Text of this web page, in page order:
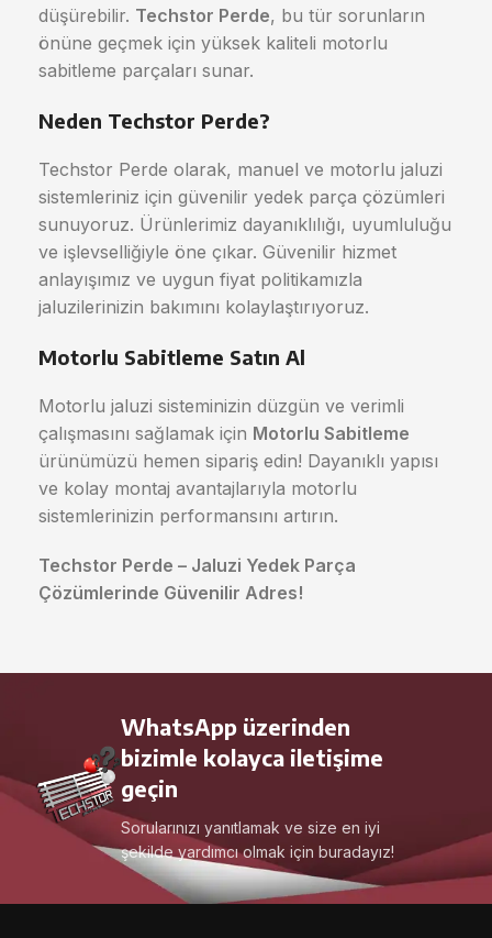
düşürebilir. Techstor Perde, bu tür sorunların
önüne geçmek için yüksek kaliteli motorlu
sabitleme parçaları sunar.
Neden Techstor Perde?
Techstor Perde olarak, manuel ve motorlu jaluzi
sistemleriniz için güvenilir yedek parça çözümleri
sunuyoruz. Ürünlerimiz dayanıklılığı, uyumluluğu
ve işlevselliğiyle öne çıkar. Güvenilir hizmet
anlayışımız ve uygun fiyat politikamızla
jaluzilerinizin bakımını kolaylaştırıyoruz.
Motorlu Sabitleme Satın Al
Motorlu jaluzi sisteminizin düzgün ve verimli
çalışmasını sağlamak için Motorlu Sabitleme
ürünümüzü hemen sipariş edin! Dayanıklı yapısı
ve kolay montaj avantajlarıyla motorlu
sistemlerinizin performansını artırın.
Techstor Perde – Jaluzi Yedek Parça
Çözümlerinde Güvenilir Adres!
WhatsApp üzerinden
bizimle kolayca iletişime
geçin
Sorularınızı yanıtlamak ve size en iyi
şekilde yardımcı olmak için buradayız!